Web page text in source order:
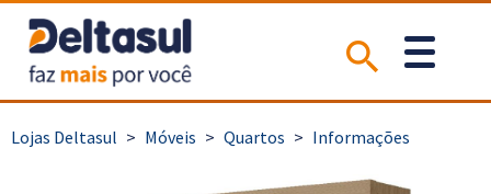
> Móveis > Quartos > Informações